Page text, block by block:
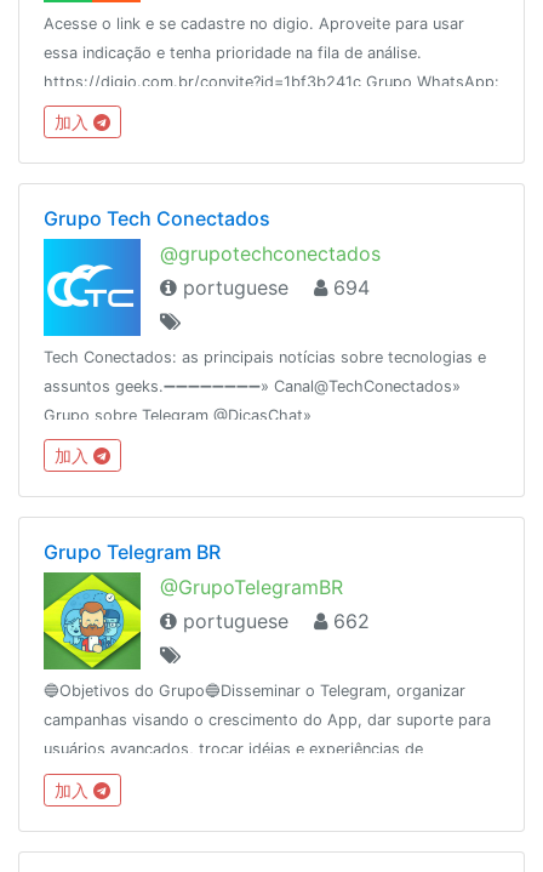
Acesse o link e se cadastre no digio. Aproveite para usar
essa indicação e tenha prioridade na fila de análise.
https://digio.com.br/convite?id=1bf3b241c Grupo WhatsApp:
https://chat.whatsapp.com/DLu1tOKkX3J03B4cInnJP5http://
ZG9W
加入
Grupo Tech Conectados
@grupotechconectados
portuguese
694
Tech Conectados: as principais notícias sobre tecnologias e
assuntos geeks.➖➖➖➖➖➖➖➖» Canal@TechConectados»
Grupo sobre Telegram @DicasChat»
Rankingcombot.org/chat/-1001026262621Criado em
18/12/15Baidu.exe
加入
Grupo Telegram BR
@GrupoTelegramBR
portuguese
662
🔵Objetivos do Grupo🔵Disseminar o Telegram, organizar
campanhas visando o crescimento do App, dar suporte para
usuários avançados, trocar idéias e experiências de
tecnologia, agregando usuários pela interação.REGRAS👉
https://t.me/GrupoTelegramBR/434
加入